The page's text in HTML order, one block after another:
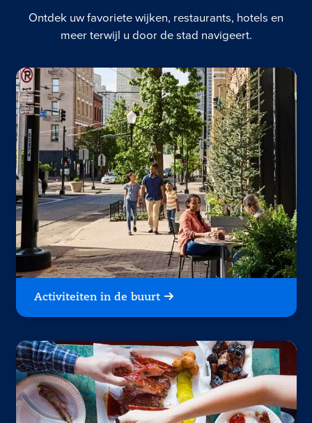
Ontdek uw favoriete wijken, restaurants, hotels en
meer terwijl u door de stad navigeert.
Activiteiten in de buurt